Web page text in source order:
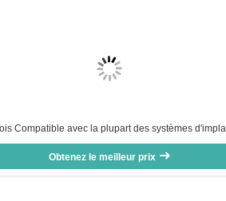
Compatible avec la plupart des systèmes
72 heures Temps de traitement et paramètres
Obtenez le meilleur prix